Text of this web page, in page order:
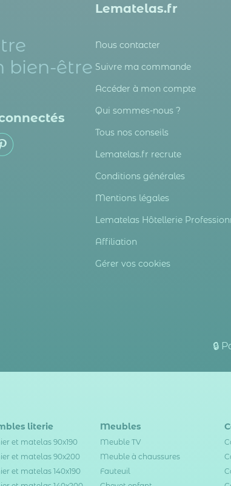
bien-être
Lematelas.fr
Nous contacter
Suivre ma commande
Accéder à mon compte
Qui sommes-nous ?
Tous nos conseils
Lematelas.fr recrute
Conditions générales
Mentions légales
Lematelas Hôtellerie
Affiliation
Gérer vos cookies
🔒
literie
et matelas 90x190
et matelas 90x200
et matelas 140x190
Meubles
Meuble TV
Meuble à chaussures
Fauteuil